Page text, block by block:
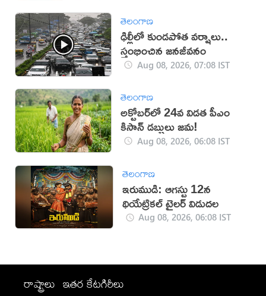
తెలంగాణ
ఢిల్లీలో కుండపోత వర్షాలు..
స్తంభించిన జనజీవనం
Aug 08, 2026, 07:08 IST
తెలంగాణ
అక్టోబర్‌లో 24వ విడత పీఎం
కిసాన్ డబ్బులు జమ!
Aug 08, 2026, 06:08 IST
తెలంగాణ
ఇరుముడి: ఆగస్టు 12న
థియేట్రికల్ ట్రైలర్ విడుదల
Aug 08, 2026, 06:08 IST
రాష్ట్రాలు ఇతర కేటగిరీలు